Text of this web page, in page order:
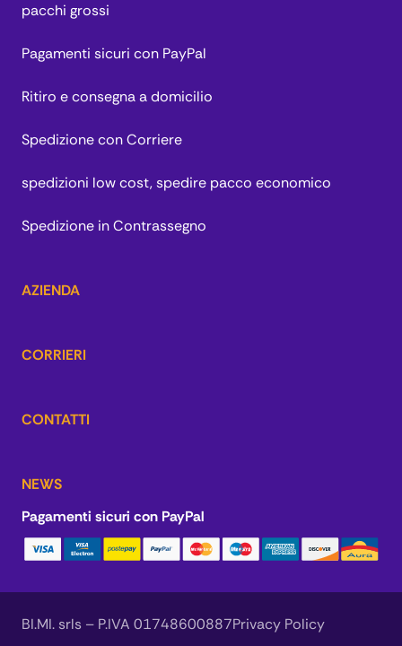
pacchi grossi
Pagamenti sicuri con PayPal
Ritiro e consegna a domicilio
Spedizione con Corriere
spedizioni low cost, spedire pacco economico
Spedizione in Contrassegno
AZIENDA
CORRIERI
CONTATTI
NEWS
Pagamenti sicuri con PayPal
BI.MI. srls – P.IVA 01748600887Privacy Policy